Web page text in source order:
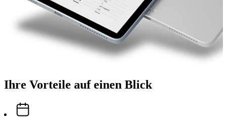
Ihre Vorteile auf einen Blick